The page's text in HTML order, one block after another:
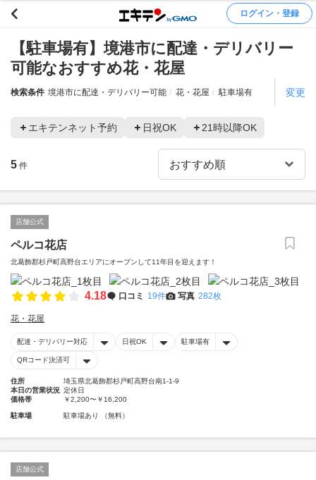
ログイン・登録
【駐車場有】境港市に配達・デリバリー
可能なおすすめ花・花屋
検索条件 境港市に配達・デリバリー可能 花・花屋 駐車場有 変更
エキテンネット予約 日祝OK 21時以降OK
5 件
店舗公式
ペルコ花店
北葛飾郡杉戸町高野台エリアにオープンして11年目を迎えます！
4.18 口コミ 19件 写真 282枚
花・花屋
配達・デリバリー対応 日祝OK 駐車場有
QRコード決済可
住所
埼玉県北葛飾郡杉戸町高野台南1-1-9
本日の営業状況 定休日
価格帯
￥2,200〜￥16,200
駐車場 駐車場あり （無料）
店舗公式